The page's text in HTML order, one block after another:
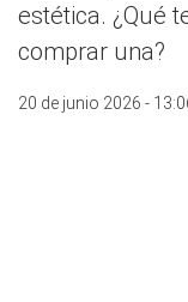
estética. ¿Qué
comprar una?
20 de junio 2026 -